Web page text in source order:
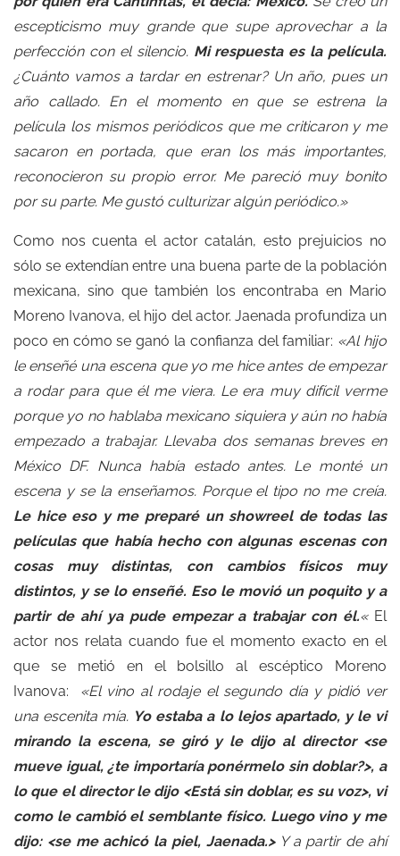
escepticismo muy grande que supe aprovechar a la
perfección con el silencio. Mi respuesta es la película.
¿Cuánto vamos a tardar en estrenar? Un año, pues un
año callado. En el momento en que se estrena la
película los mismos periódicos que me criticaron y me
sacaron en portada, que eran los más importantes,
reconocieron su propio error. Me pareció muy bonito
por su parte. Me gustó culturizar algún periódico.»
Como nos cuenta el actor catalán, esto prejuicios no
sólo se extendían entre una buena parte de la población
mexicana, sino que también los encontraba en Mario
Moreno Ivanova, el hijo del actor. Jaenada profundiza un
poco en cómo se ganó la confianza del familiar: «Al hijo
le enseñé una escena que yo me hice antes de empezar
a rodar para que él me viera. Le era muy difícil verme
porque yo no hablaba mexicano siquiera y aún no había
empezado a trabajar. Llevaba dos semanas breves en
México DF. Nunca había estado antes. Le monté un
escena y se la enseñamos. Porque el tipo no me creía.
Le hice eso y me preparé un showreel de todas las
películas que había hecho con algunas escenas con
cosas muy distintas, con cambios físicos muy
distintos, y se lo enseñé. Eso le movió un poquito y a
partir de ahí ya pude empezar a trabajar con él.«El
actor nos relata cuando fue el momento exacto en el
que se metió en el bolsillo al escéptico Moreno
Ivanova:
«El vino al rodaje el segundo día y pidió ver
una escenita mía. Yo estaba a lo lejos apartado, y le vi
mirando la escena, se giró y le dijo al director <se
mueve igual, ¿te importaría ponérmelo sin doblar?>, a
lo que el director le dijo <Está sin doblar, es su voz>, vi
como le cambió el semblante físico. Luego vino y me
dijo: <se me achicó la piel, Jaenada.>Y a partir de ahí